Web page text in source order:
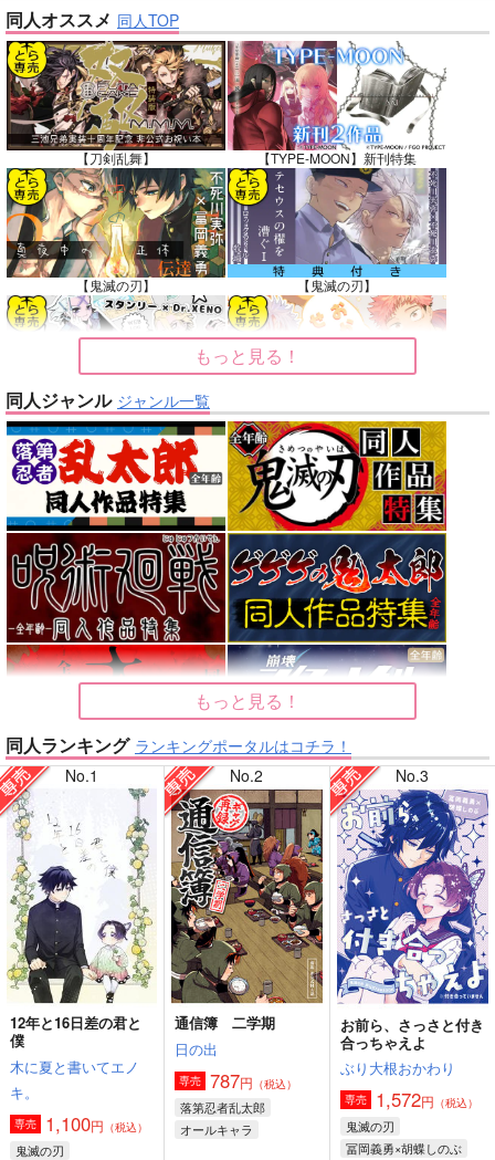
同人オススメ 同人TOP
【刀剣乱舞】 【TYPE-MOON】新刊特集
【鬼滅の刃】 【鬼滅の刃】
【Dr.STONE】 【呪術廻戦】
【オリジナル】 【東京卍リベンジャーズ】
【刀剣乱舞】 【僕のヒーローアカデミア】
【僕のヒーローアカデミア】 【鬼滅の刃】
【原神】 【ゲゲゲの鬼太郎】
【僕のヒーローアカデミア】
もっと見る！
同人ジャンル ジャンル一覧
もっと見る！
同人ランキング ランキングポータルはコチラ！
No.1
12年と16日差の君と
僕
木に夏と書いてエノ
キ。
専売 1,100円 （税込）
鬼滅の刃
No.2
通信簿 二学期
日の出
専売 787円 （税込）
落第忍者乱太郎
オールキャラ
No.3
お前ら、さっさと付き
合っちゃえよ
ぶり大根おかわり
専売 1,572円 （税込）
鬼滅の刃
冨岡義勇×胡蝶しのぶ